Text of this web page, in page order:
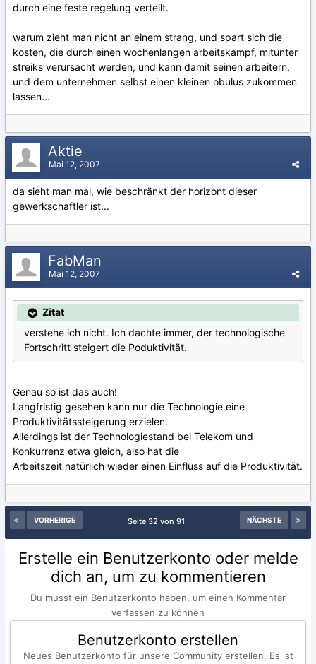
durch eine feste regelung verteilt.
warum zieht man nicht an einem strang, und spart sich die
kosten, die durch einen wochenlangen arbeitskampf, mitunter
streiks verursacht werden, und kann damit seinen arbeitern,
und dem unternehmen selbst einen kleinen obulus zukommen
lassen...
Aktie
Mai 12, 2007
da sieht man mal, wie beschränkt der horizont dieser
gewerkschaftler ist...
FabMan
Mai 12, 2007
Zitat
verstehe ich nicht. Ich dachte immer, der technologische
Fortschritt steigert die Poduktivität.
Genau so ist das auch!
Langfristig gesehen kann nur die Technologie eine
Produktivitätssteigerung erzielen.
Allerdings ist der Technologiestand bei Telekom und
Konkurrenz etwa gleich, also hat die
Arbeitszeit natürlich wieder einen Einfluss auf die Produktivität.
VORHERIGE NÄCHSTE
Seite 32 von 91
Erstelle ein Benutzerkonto oder melde
dich an, um zu kommentieren
Du musst ein Benutzerkonto haben, um einen Kommentar
verfassen zu können
Benutzerkonto erstellen
Neues Benutzerkonto für unsere Community erstellen. Es ist